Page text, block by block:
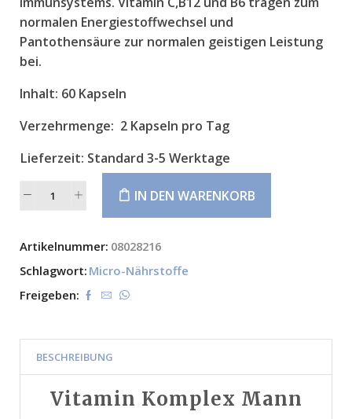
normalen Energiestoffwechsel und
Pantothensäure zur normalen geistigen Leistung
bei.
Inhalt: 60 Kapseln
Verzehrmenge: 2 Kapseln pro Tag
Lieferzeit: Standard 3-5 Werktage
IN DEN WARENKORB
Alternative:
Artikelnummer: 08028216
Schlagwort: Micro-Nährstoffe
Freigeben:
BESCHREIBUNG
Vitamin Komplex Mann